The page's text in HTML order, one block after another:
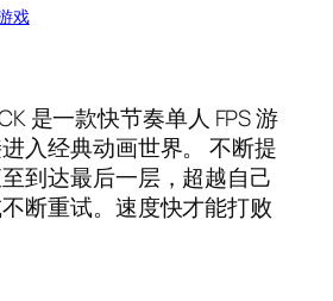
戏
是一款快节奏单人 FPS 游
入经典动画世界。 不断提
到达最后一层，超越自己
断重试。速度快才能打败